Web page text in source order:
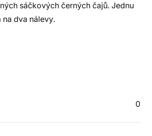
sáčkových černých čajů. Jednu
dva nálevy.
0